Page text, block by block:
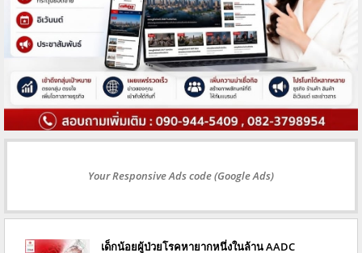
Your Responsive Ads code (Google Ads)
เด็กน้อยผู้ป่วยโรคหายากหนึ่งในล้าน AADC